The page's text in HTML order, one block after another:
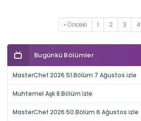
« Önceki 1 2 3 4
Bugünkü Bölümler
MasterChef 2026 51.Bölüm 7 Ağustos izle
Muhtemel Aşk 8.Bölüm izle
MasterChef 2026 50.Bölüm 6 Ağustos izle